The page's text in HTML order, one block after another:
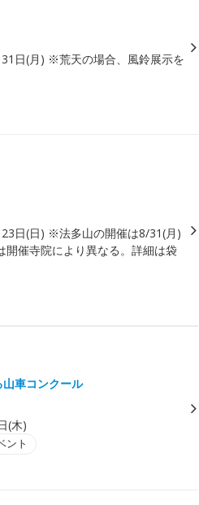
日(月) ※荒天の場合、風鈴展示を
日(日) ※法多山の開催は8/31(月)
開催寺院により異なる。詳細は袋
車コンクール
(木)
ント